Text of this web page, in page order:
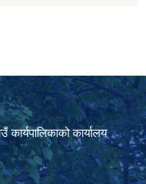
कार्यपालिकाको कार्यालय